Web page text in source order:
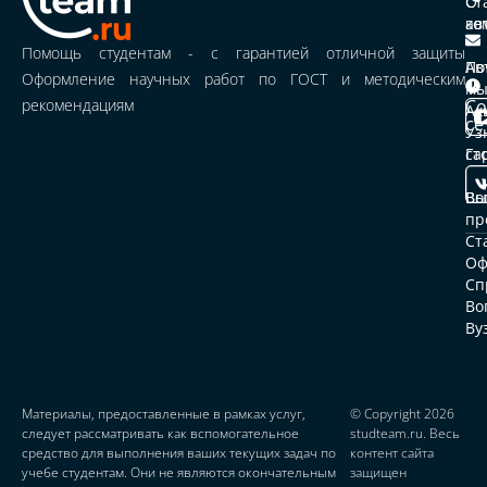
Помощь студентам - с гарантией отличной защиты
Оформление научных работ по ГОСТ и методическим
рекомендациям
мы
и
Материалы, предоставленные в рамках услуг,
следует рассматривать как вспомогательное
средство для выполнения ваших текущих задач по
учебе студентам. Они не являются окончательным
© Copyright 2026
studteam.ru. Весь
контент сайта
защищен